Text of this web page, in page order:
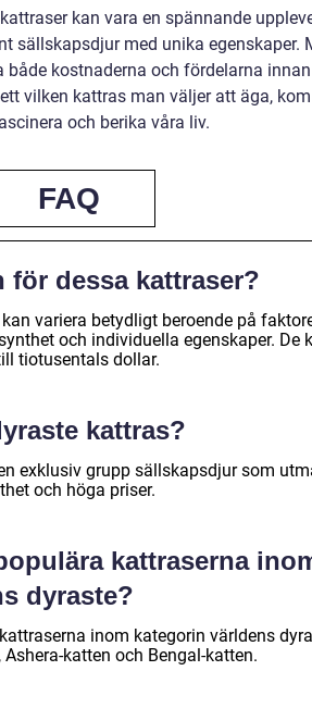
kan vara en spännande
sällskapsdjur med unika egenskaper.
kostnaderna och fördelarna
vilken kattras man väljer att äga,
och berika våra liv.
FAQ
för dessa kattraser?
variera betydligt beroende på
och individuella egenskaper. De
tiotusentals dollar.
kattras?
exklusiv grupp sällskapsdjur som
och höga priser.
kattraserna
dyraste?
inom kategorin världens
katten och Bengal-katten.